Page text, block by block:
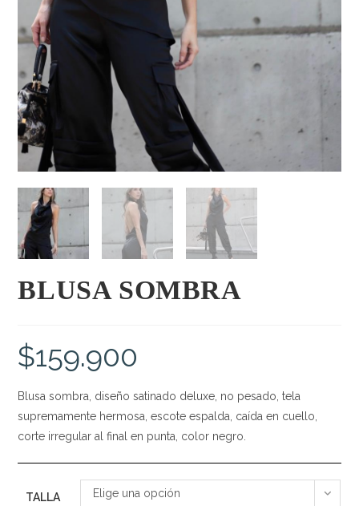
BLUSA SOMBRA
$159.900
Blusa sombra, diseño satinado deluxe, no pesado, tela
supremamente hermosa, escote espalda, caída en cuello,
corte irregular al final en punta, color negro.
TALLA Elige una opción